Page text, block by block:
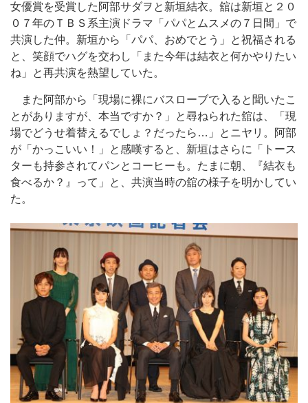
女優賞を受賞した阿部サダヲと新垣結衣。舘は新垣と２０
０７年のＴＢＳ系主演ドラマ「パパとムスメの７日間」で
共演した仲。新垣から「パパ、おめでとう」と祝福される
と、笑顔でハグを交わし「また今年は結衣と何かやりたい
ね」と再共演を熱望していた。
また阿部から「現場に裸にバスローブで入ると聞いたこ
とがありますが、本当ですか？」と尋ねられた舘は、「現
場でどうせ着替えるでしょ？だったら…」とニヤリ。阿部
が「かっこいい！」と感嘆すると、新垣はさらに「トース
ターも持参されてパンとコーヒーも。たまに朝、『結衣も
食べるか？』って」と、共演当時の舘の様子を明かしてい
た。